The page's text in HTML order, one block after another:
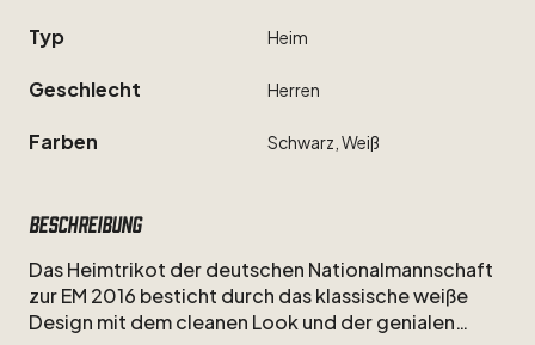
Typ Heim
Geschlecht Herren
Farben Schwarz, Weiß
Beschreibung
DasHeimtrikot derdeutschen Nationalmannschaft
zurEM 2016 besticht durch dasklassischeweiße
Design mit demcleanen Lookund dergenialen